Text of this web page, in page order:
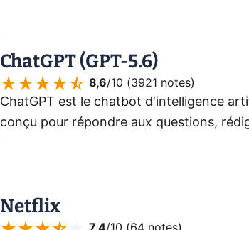
ChatGPT (GPT-5.6)
8,6/10 (3921 notes)
ChatGPT est le chatbot d’intelligence
conçu pour répondre aux questions,
Netflix
7,4/10 (64 notes)